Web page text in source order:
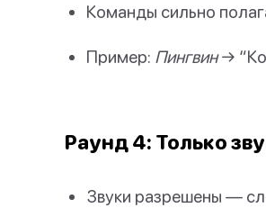
Команды сильно
Пример: Пингвин→
Раунд 4: Только
Звуки разрешены —